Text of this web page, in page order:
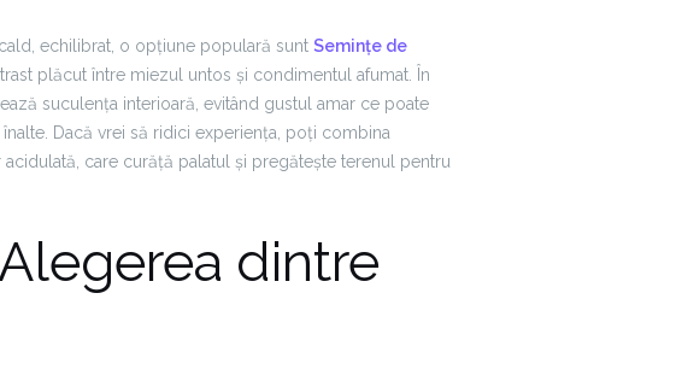
echilibrat, o opțiune populară sunt Semințe de
plăcut între miezul untos și condimentul afumat. În
suculența interioară, evitând gustul amar ce poate
Dacă vrei să ridici experiența, poți combina
care curăță palatul și pregătește terenul pentru
dintre